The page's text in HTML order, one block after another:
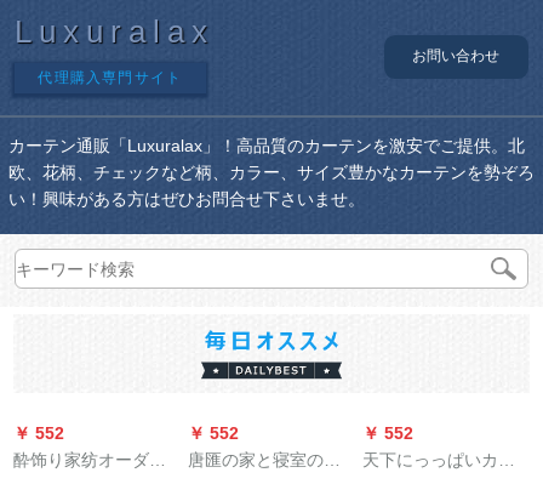
Luxuralax
代理購入専門サイト
お問い合わせ
カーテン通販「Luxuralax」！高品質のカーテンを激安でご提供。北
欧、花柄、チェックなど柄、カラー、サイズ豊かなカーテンを勢ぞろ
い！興味がある方はぜひお問合せ下さいませ。
￥ 552
酔饰り家纺オーダン
￥ 552
唐匯の家と寝室のス
￥ 552
天下にっっぱいカー